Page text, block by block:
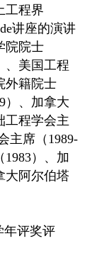
工程界
讲座的演讲
院院士
、美国工程
外籍院士
）、加拿大
工程学会主
主席（1989-
1983）、加
大阿尔伯塔
年评奖评